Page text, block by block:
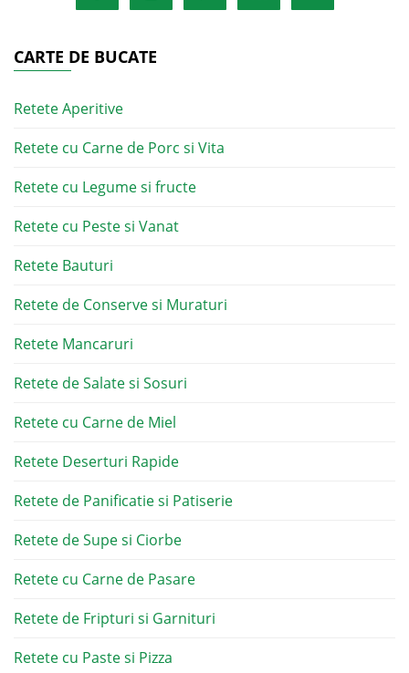
CARTE DE BUCATE
Retete Aperitive
Retete cu Carne de Porc si Vita
Retete cu Legume si fructe
Retete cu Peste si Vanat
Retete Bauturi
Retete de Conserve si Muraturi
Retete Mancaruri
Retete de Salate si Sosuri
Retete cu Carne de Miel
Retete Deserturi Rapide
Retete de Panificatie si Patiserie
Retete de Supe si Ciorbe
Retete cu Carne de Pasare
Retete de Fripturi si Garnituri
Retete cu Paste si Pizza